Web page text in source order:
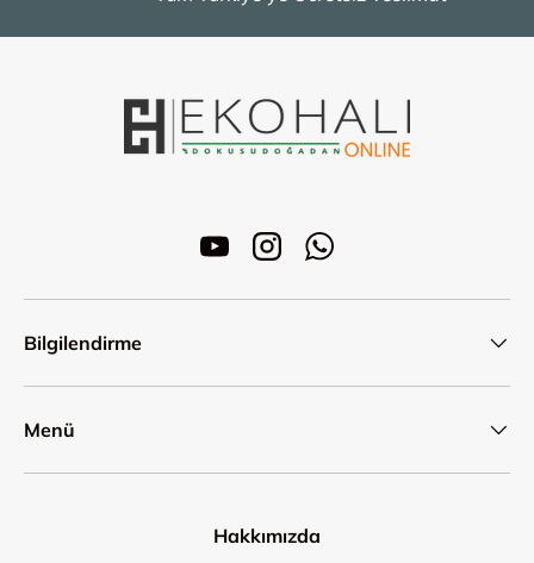
YouTubeInstagramWhatsApp
Bilgilendirme
Menü
Hakkımızda